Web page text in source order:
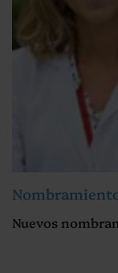
Nuevos